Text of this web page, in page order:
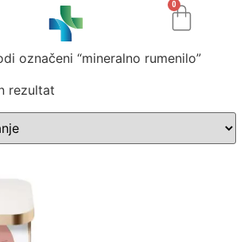
0
označeni “mineralno rumenilo”
rezultat